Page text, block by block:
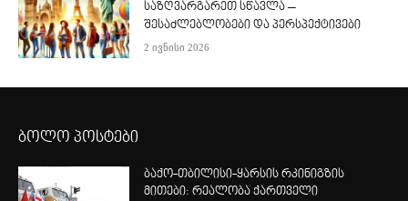
საზღვარგარეთ სწავლა –
შესაძლებლობები და პერსპექტივები
2 ივნისი 2026
ბოლო პოსტები
ბაქო-თბილისი-ყარსის რკინიგზის
მითები: რეალობა ქართველი